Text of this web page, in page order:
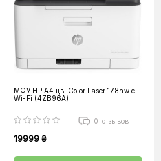
МФУ HP А4 цв. Color Laser 178nw с
Wi-Fi (4ZB96A)
0 отзывов
19999 ₴